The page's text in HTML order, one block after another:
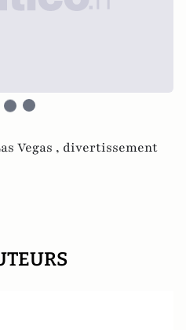
Vegas , divertissement